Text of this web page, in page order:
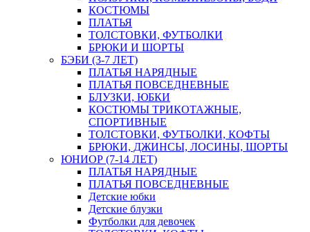
КОСТЮМЫ
ПЛАТЬЯ
ТОЛСТОВКИ, ФУТБОЛКИ
БРЮКИ И ШОРТЫ
БЭБИ (3-7 ЛЕТ)
ПЛАТЬЯ НАРЯДНЫЕ
ПЛАТЬЯ ПОВСЕДНЕВНЫЕ
БЛУЗКИ, ЮБКИ
КОСТЮМЫ ТРИКОТАЖНЫЕ,
СПОРТИВНЫЕ
ТОЛСТОВКИ, ФУТБОЛКИ, КОФТЫ
БРЮКИ, ДЖИНСЫ, ЛОСИНЫ, ШОРТЫ
ЮНИОР (7-14 ЛЕТ)
ПЛАТЬЯ НАРЯДНЫЕ
ПЛАТЬЯ ПОВСЕДНЕВНЫЕ
Детские юбки
Детские блузки
Футболки для девочек